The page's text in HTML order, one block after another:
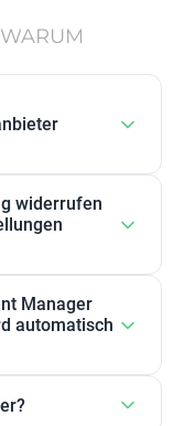
kann in den
werden. Sie
widerrufen
Zustimmung
Einwilligungen
Manager
automatisch
Plugin verfügbar